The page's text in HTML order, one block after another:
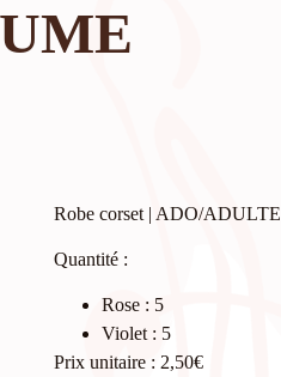
Robe corset | ADO/ADULTE
Quantité :
Rose : 5
Violet : 5
Prix unitaire : 2,50€